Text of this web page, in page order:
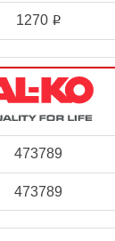
1270 i
473789
473789